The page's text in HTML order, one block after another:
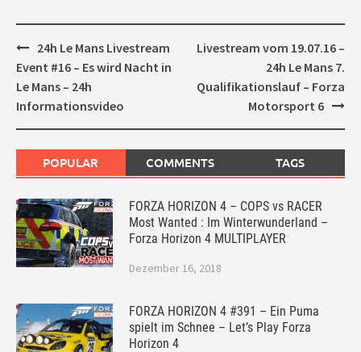
Post
navigation
24h Le Mans Livestream
Event #16 – Es wird Nacht in
Le Mans – 24h
Informationsvideo
Livestream vom 19.07.16 –
24h Le Mans 7.
Qualifikationslauf – Forza
Motorsport 6
POPULAR COMMENTS TAGS
FORZA HORIZON 4 – COPS vs RACER
Most Wanted : Im Winterwunderland –
Forza Horizon 4 MULTIPLAYER
Dezember 16, 2018
FORZA HORIZON 4 #391 – Ein Puma
spielt im Schnee – Let’s Play Forza
Horizon 4